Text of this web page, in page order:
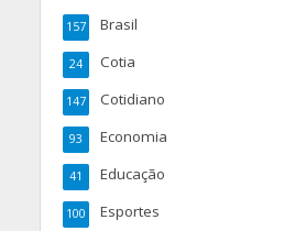
Brasil
157
Cotia
24
Cotidiano
147
Economia
93
Educação
41
Esportes
100